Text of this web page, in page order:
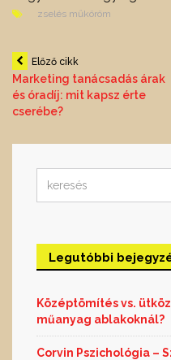
zselés műköröm
Bejegyzés
navigáció
Előző cikk
Marketing tanácsadás árak
és óradíj: mit kapsz érte
cserébe?
for:
Legutóbbi
Középtömítés vs.
műanyag ablakoknál?
Corvin Pszichológia –